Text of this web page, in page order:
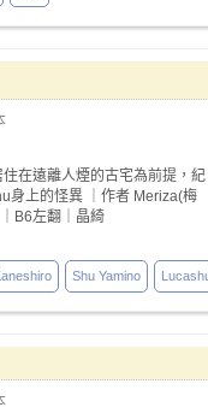
在遠離人煙的古宅為前提，紀
身上的怪異 ｜作者 Meriza(梅
B6左翻｜晶綺
Shu Yamino